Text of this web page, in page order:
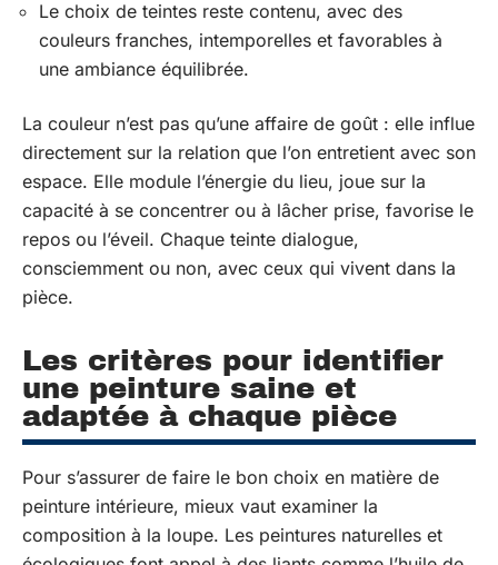
Le choix de teintes reste contenu, avec des
couleurs franches, intemporelles et favorables à
une ambiance équilibrée.
La couleur n’est pas qu’une affaire de goût : elle influe
directement sur la relation que l’on entretient avec son
espace. Elle module l’énergie du lieu, joue sur la
capacité à se concentrer ou à lâcher prise, favorise le
repos ou l’éveil. Chaque teinte dialogue,
consciemment ou non, avec ceux qui vivent dans la
pièce.
Les critères pour identifier
une peinture saine et
adaptée à chaque pièce
Pour s’assurer de faire le bon choix en matière de
peinture intérieure, mieux vaut examiner la
composition à la loupe. Les peintures naturelles et